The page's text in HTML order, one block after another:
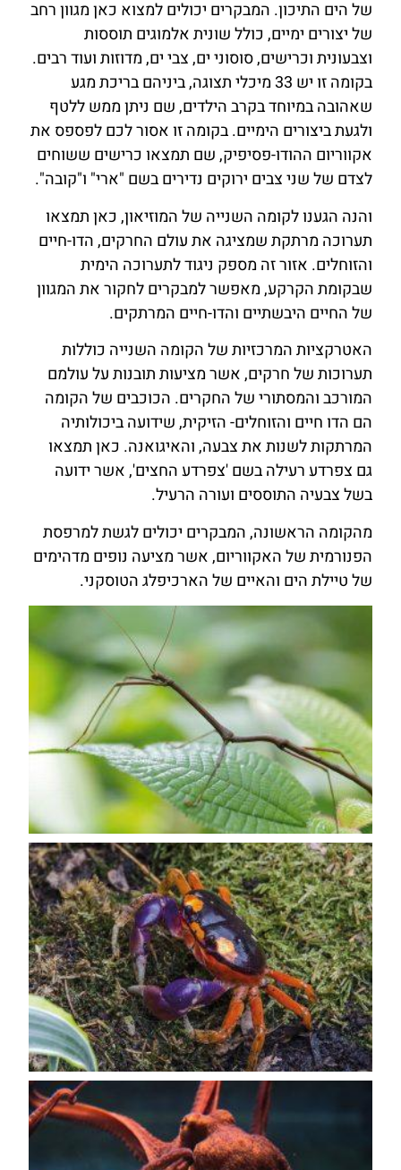
של הים התיכון. המבקרים יכולים למצוא כאן מגוון רחב
של יצורים ימיים, כולל שונית אלמוגים תוססות
וצבעונית וכרישים, סוסוני ים, צבי ים, מדוזות ועוד רבים.
בקומה זו יש 33 מיכלי תצוגה, ביניהם בריכת מגע
שאהובה במיוחד בקרב הילדים, שם ניתן ממש ללטף
ולגעת ביצורים הימיים. בקומה זו אסור לכם לפספס את
אקווריום ההודו-פסיפיק, שם תמצאו כרישים ששוחים
לצדם של שני צבים ירוקים נדירים בשם "ארי" ו"קובה".
והנה הגענו לקומה השנייה של המוזיאון, כאן תמצאו
תערוכה מרתקת שמציגה את עולם החרקים, הדו-חיים
והזוחלים. אזור זה מספק ניגוד לתערוכה הימית
שבקומת הקרקע, מאפשר למבקרים לחקור את המגוון
של החיים היבשתיים והדו-חיים המרתקים.
האטרקציות המרכזיות של הקומה השנייה כוללות
תערוכות של חרקים, אשר מציעות תובנות על עולמם
המורכב והמסתורי של החקרים. הכוכבים של הקומה
הם הדו חיים והזוחלים- הזיקית, שידועה ביכולותיה
המרתקות לשנות את צבעה, והאיגואנה. כאן תמצאו
גם צפרדע רעילה בשם 'צפרדע החצים', אשר ידועה
בשל צבעיה התוססים ועורה הרעיל.
מהקומה הראשונה, המבקרים יכולים לגשת למרפסת
הפנורמית של האקווריום, אשר מציעה נופים מדהימים
של טיילת הים והאיים של הארכיפלג הטוסקני.